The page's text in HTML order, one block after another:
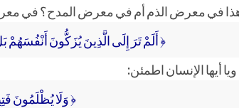
هذا في معرض الذم أم في معرض المدح؟ في
﴿ أَلَمْ تَرَ إِلَى الَّذِينَ يُزَكُّونَ أَنْفُسَهُمْ
أيها الإنسان اطمئن:
﴿ وَلَا يُظْلَمُونَ